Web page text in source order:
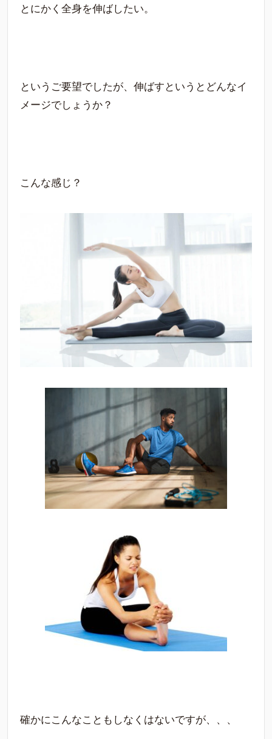
とにかく全身を伸ばしたい。
というご要望でしたが、伸ばすというとどんなイ
メージでしょうか？
こんな感じ？
確かにこんなこともしなくはないですが、、、